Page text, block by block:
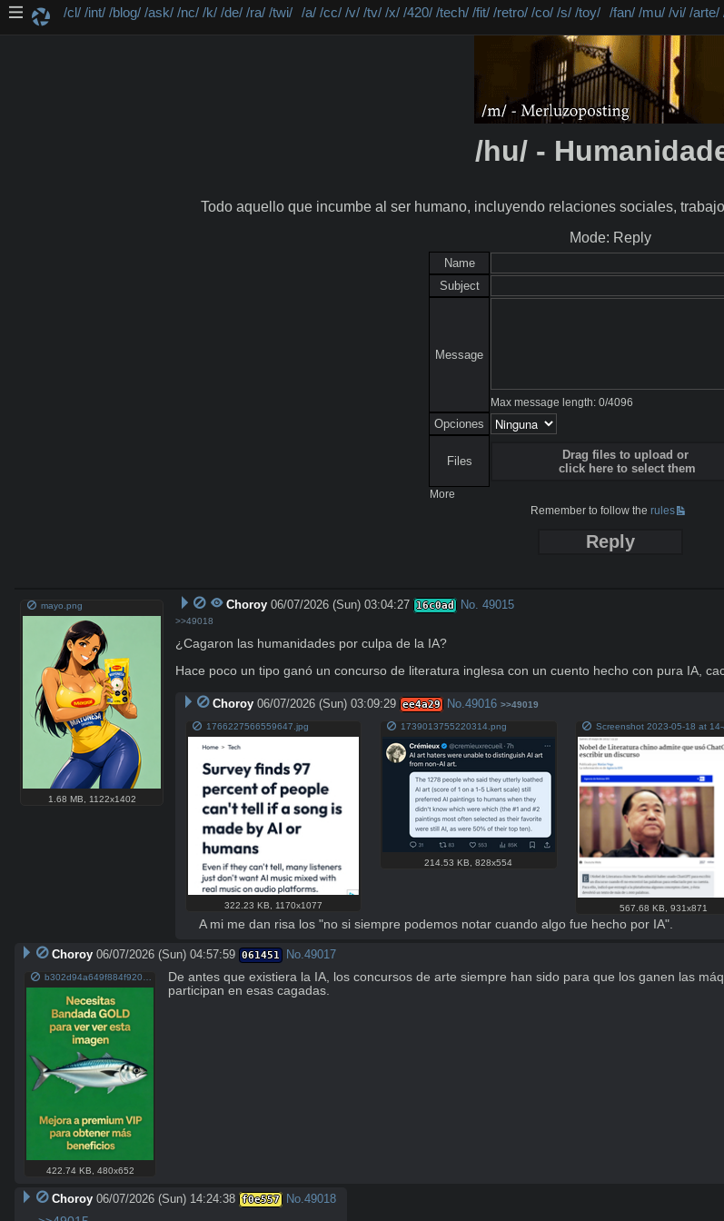
/cl/ /int/ /blog/ /ask/ /nc/ /k/ /de/ /ra/ /twi/ /a/ /cc/ /v/ /tv/ /x/ /420/ /tech/ /fit/ /retro/ /co/ /s/ /toy/ /fan/ /mu/ /vi/ /arte/
/hu/ -
Todo aquello que incumbe al ser humano, incluyendo relaciones sociales,
Mode: Reply
Name
Subject
Message
Max message length: 0/4096
Opciones
Files
Drag files to upload or
click here to select them
More
Remember to follow therules
Reply
mayo.png
1.68 MB 1122x1402
Choroy 06/07/2026 (Sun) 03:04:27 16c0ad No. 49015
>>49018
¿Cagaron las humanidades por culpa de la IA?
Hace poco un tipo ganó un concurso de literatura inglesa con un cuento hecho con pura IA,
Choroy 06/07/2026 (Sun) 03:09:29 ee4a29 No. 49016 >>49019
1766227566559647.jpg
322.23 KB 1170x1077
1739013755220314.png
214.53 KB ,828x554
567.68 KB 931x871
A mi me dan risa los "no si siempre podemos notar cuando algo fue hecho por IA".
Choroy 06/07/2026 (Sun) 04:57:59 061451 No. 49017
422.74 KB 480x652
De antes que existiera la IA, los concursos de arte siempre han sido para que los ganen las
participan en esas cagadas.
Choroy 06/07/2026 (Sun) 14:24:38 f0e557 No.49018